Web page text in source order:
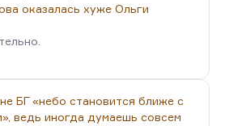
оказалась хуже Ольги
БГ «небо становится ближе с
ведь иногда думаешь совсем